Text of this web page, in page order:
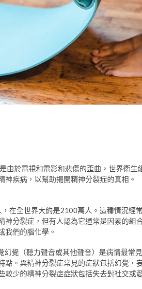
由於電視和電影和悲傷的歪曲，世界衛生
疾病，以幫助揭開精神分裂症的真相。
在全世界大約是2100萬人。這種情況經
分裂症，但有人認為它通常是因素的組
我們的腦化學。
覺（聽力聲音或其他聲音）是病情最常
。與精神分裂症常見的症狀包括幻覺，
少的精神分裂症症狀包括失去對社交或